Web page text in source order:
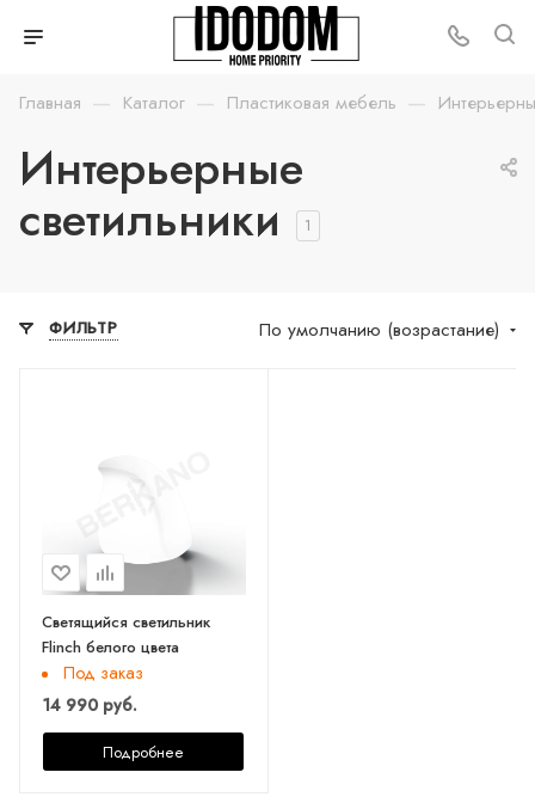
Главная — Каталог — Пластиковая мебель —
Интерьерные
светильники 1
ФИЛЬТР По умолчанию (возрастание)
Светящийся светильник
Flinch белого цвета
Под заказ
14 990 руб.
Подробнее